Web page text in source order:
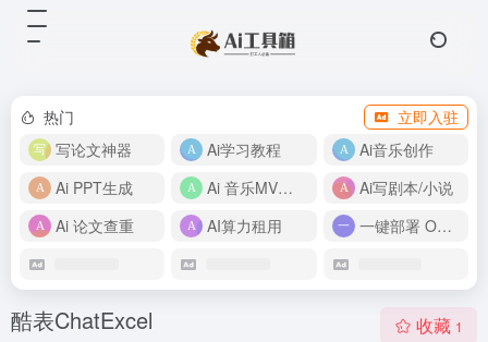
热门
立即入驻
写论文神器
Ai学习教程
Ai音乐创作
Ai PPT生成
Ai 音乐MV制作
Ai写剧本/小说
Ai 论文查重
AI算力租用 一键部署 OpenClaw
酷表ChatExcel 收藏 1